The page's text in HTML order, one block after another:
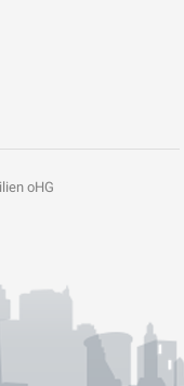
oHG